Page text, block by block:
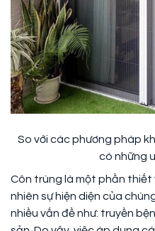
So với các phương pháp
có những
Côn trùng là một phần thiết
nhiên sự hiện diện của
nhiều vấn đề như: truyền